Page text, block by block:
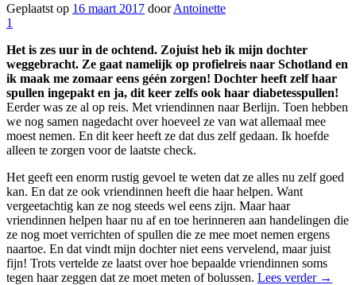
Geplaatst op 16 maart 2017 doorAntoinette
1
Het is zes uur in de ochtend. Zojuist heb ik mijn dochter
weggebracht. Ze gaat namelijk op profielreis naar Schotland en
ik maak me zomaar eens géén zorgen! Dochter heeft zelf haar
spullen ingepakt en ja, dit keer zelfs ook haar diabetesspullen!
Eerder was ze al op reis. Met vriendinnen naar Berlijn. Toen hebben
we nog samen nagedacht over hoeveel ze van wat allemaal mee
moest nemen. En dit keer heeft ze dat dus zelf gedaan. Ik hoefde
alleen te zorgen voor de laatste check.
Het geeft een enorm rustig gevoel te weten dat ze alles nu zelf goed
kan. En dat ze ook vriendinnen heeft die haar helpen. Want
vergeetachtig kan ze nog steeds wel eens zijn. Maar haar
vriendinnen helpen haar nu af en toe herinneren aan handelingen die
ze nog moet verrichten of spullen die ze mee moet nemen ergens
naartoe. En dat vindt mijn dochter niet eens vervelend, maar juist
fijn! Trots vertelde ze laatst over hoe bepaalde vriendinnen soms
tegen haar zeggen dat ze moet meten of bolussen. Lees verder →